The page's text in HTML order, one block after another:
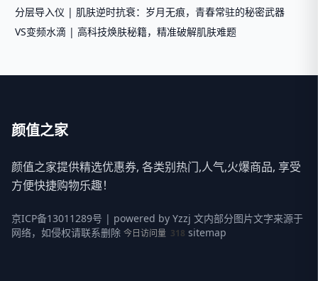
分层导入仪 | 肌肤逆时抗衰：岁月无痕，青春常驻的秘密武器
VS变频水滴 | 高科技焕肤秘籍，精准破解肌肤难题
颜值之家
颜值之家提供精选优惠券, 各类别热门,人气,火爆商品, 享受
方便快捷购物乐趣！
京ICP备13011289号 | powered by Yzzj 文内部分图片文字来源于
网络，如侵权请联系删除 今日访问量 318 sitemap